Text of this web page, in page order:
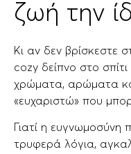
ζωή την
Κι αν δεν βρίσκεστε
cozy δείπνο στο
χρώματα, αρώματα
«ευχαριστώ» που
Γιατί η
τρυφερά λόγια,